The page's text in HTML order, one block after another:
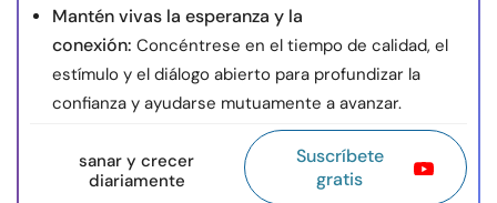
Mantén vivas la esperanza y la
conexión: Concéntrese en el tiempo de calidad, el
estímulo y el diálogo abierto para profundizar la
confianza y ayudarse mutuamente a avanzar.
sanar y crecer
diariamente
Suscríbete
gratis